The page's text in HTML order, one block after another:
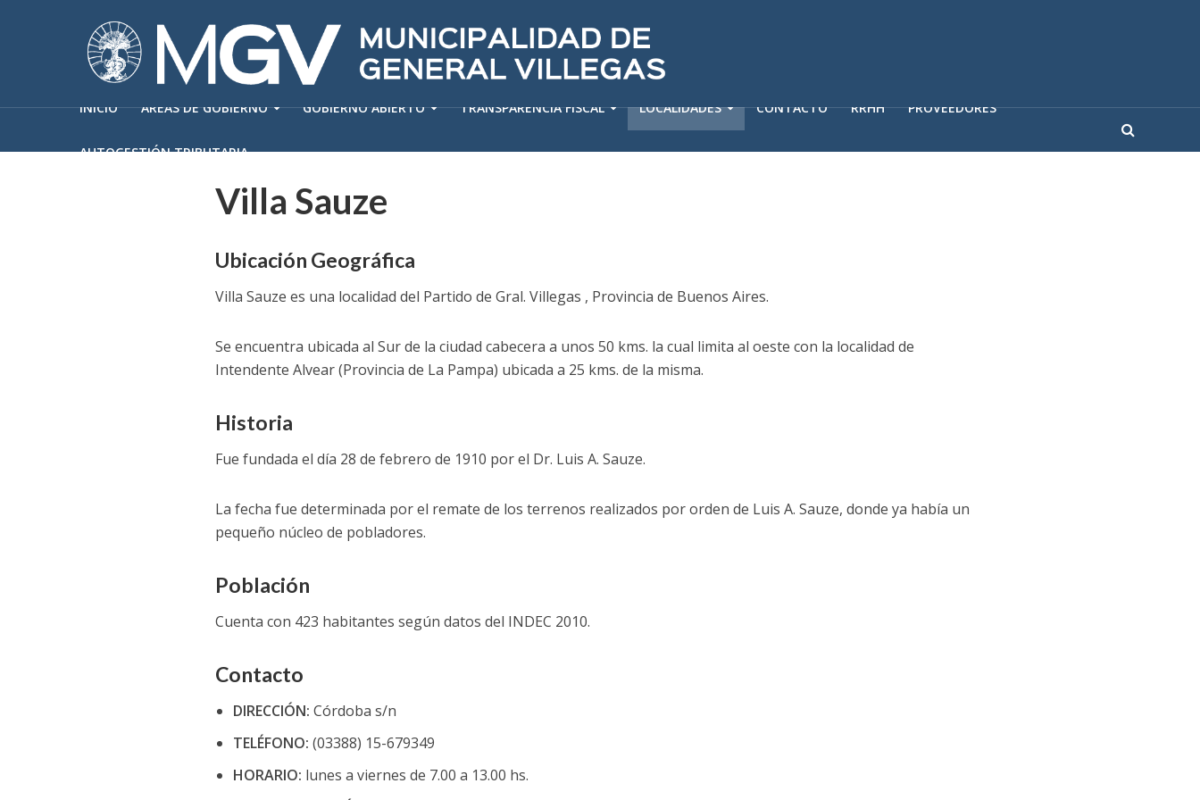
INICIO ÁREAS DE GOBIERNO GOBIERNO ABIERTO TRANSPARENCIA FISCAL LOCALIDADES CONTACTO RRHH PROVEEDORES
AUTOGESTIÓN TRIBUTARIA
Villa Sauze
Ubicación Geográfica
Villa Sauze es una localidad del Partido de Gral. Villegas , Provincia de Buenos Aires.
Se encuentra ubicada al Sur de la ciudad cabecera a unos 50 kms. la cual limita al oeste con la localidad de
Intendente Alvear (Provincia de La Pampa) ubicada a 25 kms. de la misma.
Historia
Fue fundada el día 28 de febrero de 1910 por el Dr. Luis A. Sauze.
La fecha fue determinada por el remate de los terrenos realizados por orden de Luis A. Sauze, donde ya había un
pequeño núcleo de pobladores.
Población
Cuenta con 423 habitantes según datos del INDEC 2010.
Contacto
DIRECCIÓN: Córdoba s/n
TELÉFONO: (03388) 15-679349
HORARIO: lunes a viernes de 7.00 a 13.00 hs.